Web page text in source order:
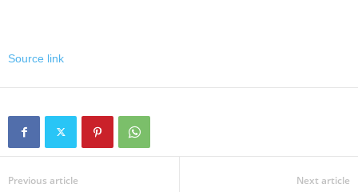
Source link
Previous article Next article